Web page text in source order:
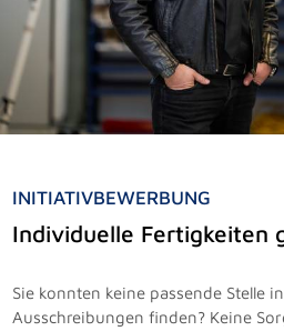
INITIATIVBEWERBUNG
Individuelle Fertigkeiten
Sie konnten keine passende Stelle
Ausschreibungen finden? Keine